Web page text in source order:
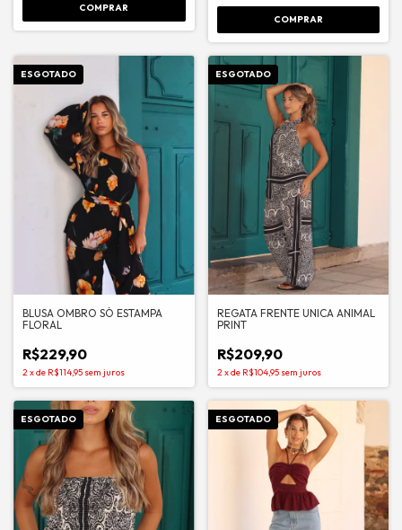
COMPRAR
COMPRAR
ESGOTADO
BLUSA OMBRO SÓ ESTAMPA
FLORAL
R$229,90
2xde R$114,95 sem juros
ESGOTADO
REGATA FRENTE UNICA ANIMAL
PRINT
R$209,90
2xde R$104,95 sem juros
ESGOTADO ESGOTADO